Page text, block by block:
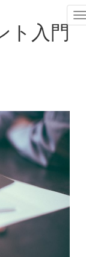
ト入門